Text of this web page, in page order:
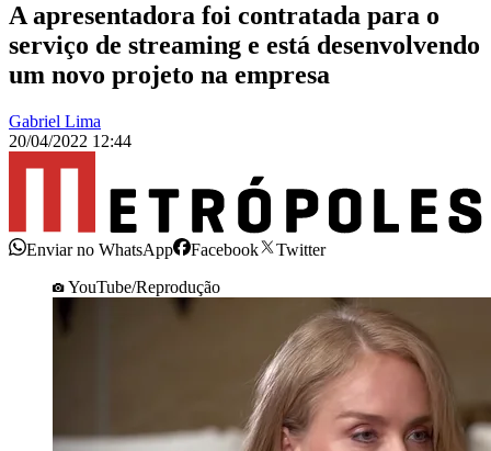
A apresentadora foi contratada para o
serviço de streaming e está desenvolvendo
um novo projeto na empresa
Gabriel Lima
20/04/2022 12:44
Enviar no WhatsApp Facebook
Twitter
YouTube/Reprodução